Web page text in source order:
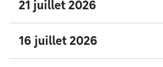
21 juillet 2026
16 juillet 2026